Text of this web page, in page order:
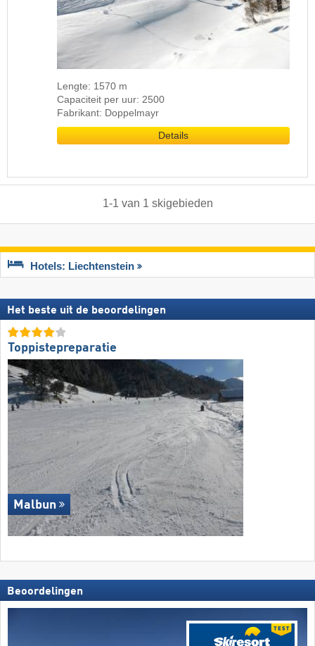
Lengte: 1570 m
Capaciteit per uur: 2500
Fabrikant: Doppelmayr
Details
1-1 van 1 skigebieden
Hotels: Liechtenstein
Het beste uit de beoordelingen
Toppistepreparatie
Malbun
Beoordelingen